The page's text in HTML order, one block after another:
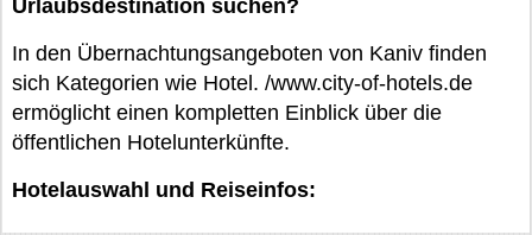
Urlaubsdestination suchen?
In den Übernachtungsangeboten von Kaniv finden
sich Kategorien wie Hotel. /www.city-of-hotels.de
ermöglicht einen kompletten Einblick über die
öffentlichen Hotelunterkünfte.
Hotelauswahl und Reiseinfos: